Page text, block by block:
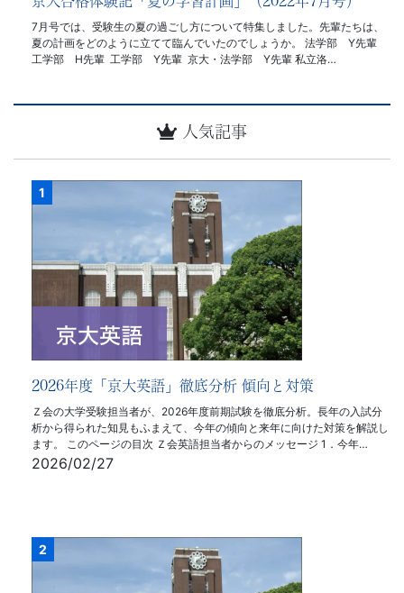
7月号では、受験生の夏の過ごし方について特集しました。先輩たちは、
夏の計画をどのように立てて臨んでいたのでしょうか。 法学部 Y先輩
工学部 H先輩 工学部 Y先輩 京大・法学部 Y先輩 私立洛…
人気記事
2026年度「京大英語」徹底分析 傾向と対策
Ｚ会の大学受験担当者が、2026年度前期試験を徹底分析。長年の入試分
析から得られた知見もふまえて、今年の傾向と来年に向けた対策を解説し
ます。 このページの目次 Ｚ会英語担当者からのメッセージ 1．今年…
2026/02/27